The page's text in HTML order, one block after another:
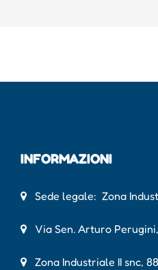
INFORMAZIONI
Sede legale: Zona
Via Sen. Arturo
Zona Industriale II snc,